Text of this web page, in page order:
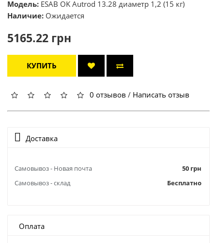
Модель: ESAB OK Autrod 13.28 диаметр 1,2 (15 кг)
Наличие: Ожидается
5165.22 грн
КУПИТЬ
0 отзывов / Написать отзыв
Доставка
Самовывоз - Новая почта
50 грн
Самовывоз - склад
Бесплатно
Оплата